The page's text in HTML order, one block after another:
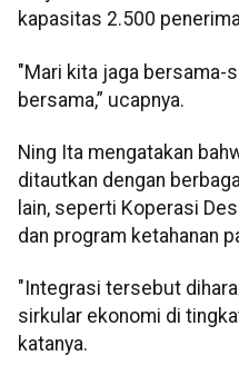
kapasitas 2.500
"Mari kita jaga bersama-
bersama,” ucapnya.
Ning Ita mengatakan
ditautkan dengan
lain, seperti Koperasi
dan program ketahanan
"Integrasi tersebut
sirkular ekonomi di
katanya.